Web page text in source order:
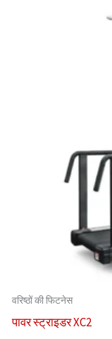
वरिष्ठों की फिटनेस
पावर स्ट्राइडर XC2